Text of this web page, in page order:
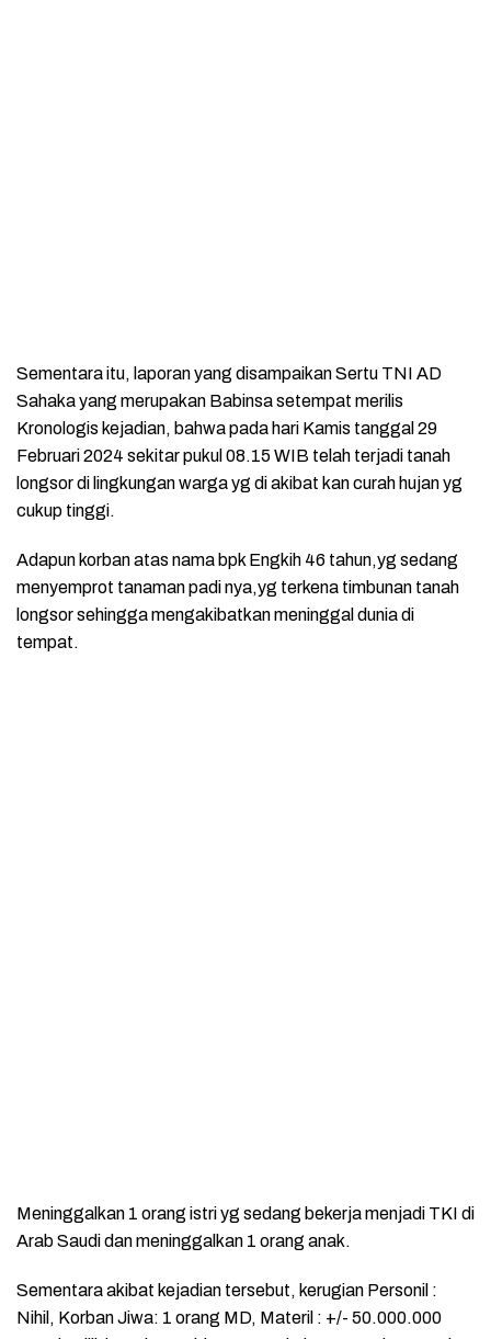
Sementara itu, laporan yang disampaikan Sertu TNI AD
Sahaka yang merupakan Babinsa setempat merilis
Kronologis kejadian, bahwa pada hari Kamis tanggal 29
Februari 2024 sekitar pukul 08.15 WIB telah terjadi tanah
longsor di lingkungan warga yg di akibat kan curah hujan yg
cukup tinggi.
Adapun korban atas nama bpk Engkih 46 tahun,yg sedang
menyemprot tanaman padi nya,yg terkena timbunan tanah
longsor sehingga mengakibatkan meninggal dunia di
tempat.
Meninggalkan 1 orang istri yg sedang bekerja menjadi TKI di
Arab Saudi dan meninggalkan 1 orang anak.
Sementara akibat kejadian tersebut, kerugian Personil :
Nihil, Korban Jiwa: 1 orang MD, Materil : +/- 50.000.000